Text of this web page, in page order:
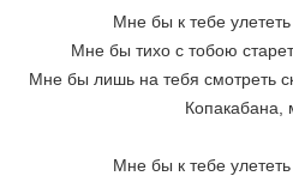
Мне бы к тебе улететь
Мне бы тихо с тобою
Мне бы лишь на тебя смотреть
Копакабана,
Мне бы к тебе улететь